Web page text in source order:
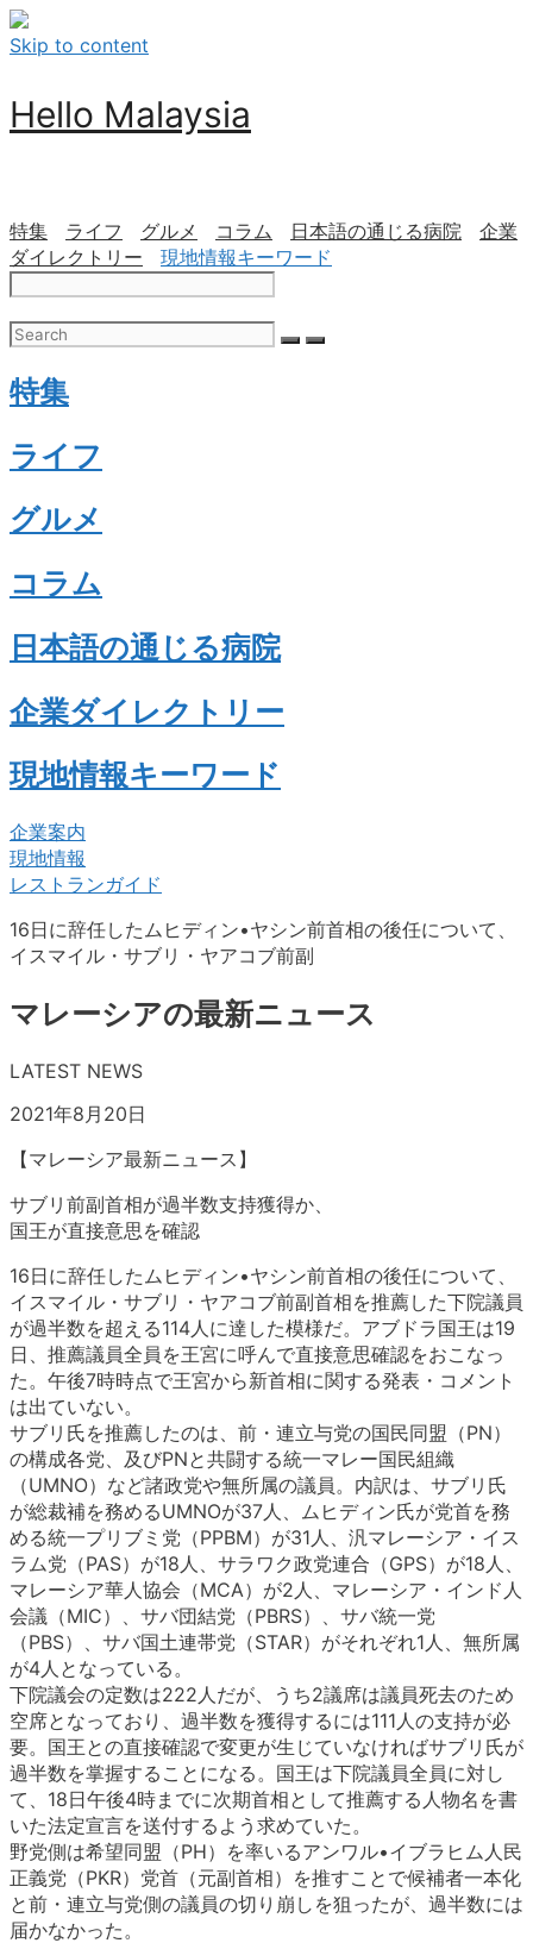
Skip to content
Hello Malaysia
特集 ライフ グルメ コラム 日本語の通じる病院
企業
ダイレクトリー
現地情報キーワード
特集
ライフ
グルメ
コラム
日本語の通じる病院
企業ダイレクトリー
現地情報キーワード
企業案内
現地情報
レストランガイド
16日に辞任したムヒディン•ヤシン前首相の後任について、
イスマイル・サブリ・ヤアコブ前副
マレーシアの最新ニュース
LATEST NEWS
2021年8月20日
【マレーシア最新ニュース】
サブリ前副首相が過半数支持獲得か、
国王が直接意思を確認
16日に辞任したムヒディン•ヤシン前首相の後任について、
イスマイル・サブリ・ヤアコブ前副首相を推薦した下院議員
が過半数を超える114人に達した模様だ。アブドラ国王は19
日、推薦議員全員を王宮に呼んで直接意思確認をおこなっ
た。午後7時時点で王宮から新首相に関する発表・コメント
は出ていない。
サブリ氏を推薦したのは、前・連立与党の国民同盟（PN）
の構成各党、及びPNと共闘する統一マレー国民組織
（UMNO）など諸政党や無所属の議員。内訳は、サブリ氏
が総裁補を務めるUMNOが37人、ムヒディン氏が党首を務
める統一プリブミ党（PPBM）が31人、汎マレーシア・イス
ラム党（PAS）が18人、サラワク政党連合（GPS）が18人、
マレーシア華人協会（MCA）が2人、マレーシア・インド人
会議（MIC）、サバ団結党（PBRS）、サバ統一党
（PBS）、サバ国土連帯党（STAR）がそれぞれ1人、無所属
が4人となっている。
下院議会の定数は222人だが、うち2議席は議員死去のため
空席となっており、過半数を獲得するには111人の支持が必
要。国王との直接確認で変更が生じていなければサブリ氏が
過半数を掌握することになる。国王は下院議員全員に対し
て、18日午後4時までに次期首相として推薦する人物名を書
いた法定宣言を送付するよう求めていた。
野党側は希望同盟（PH）を率いるアンワル•イブラヒム人民
正義党（PKR）党首（元副首相）を推すことで候補者一本化
と前・連立与党側の議員の切り崩しを狙ったが、過半数には
届かなかった。